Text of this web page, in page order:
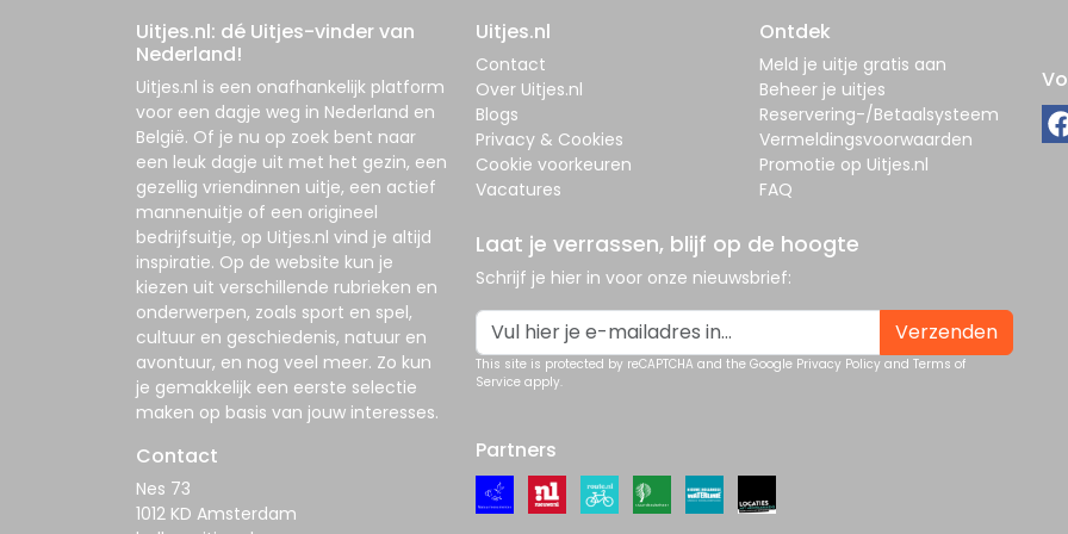
Uitjes.nl: dé Uitjes-vinder van
Nederland!
Uitjes.nl is een onafhankelijk platform
voor een dagje weg in Nederland en
België. Of je nu op zoek bent naar
een leuk dagje uit met het gezin, een
gezellig vriendinnen uitje, een actief
mannenuitje of een origineel
bedrijfsuitje, op Uitjes.nl vind je altijd
inspiratie. Op de website kun je
kiezen uit verschillende rubrieken en
onderwerpen, zoals sport en spel,
cultuur en geschiedenis, natuur en
avontuur, en nog veel meer. Zo kun
je gemakkelijk een eerste selectie
maken op basis van jouw interesses.
Contact
Nes 73
1012 KD Amsterdam
Uitjes.nl
Contact
Over Uitjes.nl
Blogs
Privacy & Cookies
Cookie voorkeuren
Vacatures
Ontdek
Meld je uitje gratis aan
Beheer je uitjes
Reservering-/Betaalsysteem
Vermeldingsvoorwaarden
Promotie op Uitjes.nl
FAQ
Laat je verrassen, blijf op de hoogte
Schrijf je hier in voor onze nieuwsbrief:
Verzenden
This site is protected by reCAPTCHA and the Google Privacy Policy and Terms of
Service apply.
Partners